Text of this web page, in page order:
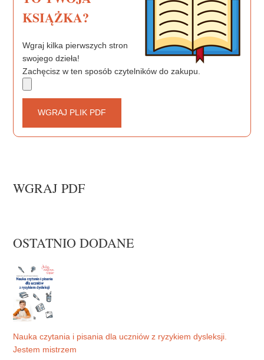
KSIĄŻKA?
Wgraj kilka pierwszych stron
swojego dzieła!
Zachęcisz w ten sposób czytelników do zakupu.
WGRAJ PLIK PDF
WGRAJ PDF
OSTATNIO DODANE
Nauka czytania i pisania dla uczniów z ryzykiem dysleksji.
Jestem mistrzem